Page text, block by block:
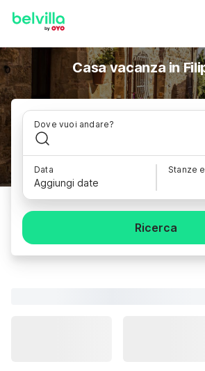
Casa vacanza in
Dove vuoi andare?
Data
Aggiungi date
Stanze
Ricerca